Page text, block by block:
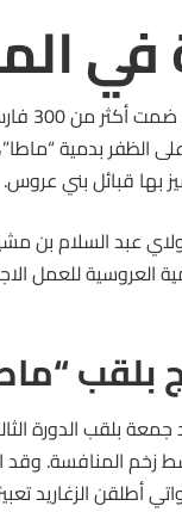
وقد شهد
الظفر بدمية
بها قبائل بني عروس.
عبد السلام بن
العروسية للعمل
بلقب
بلقب الدورة
زخم المنافسة. وقد
الزغاريد